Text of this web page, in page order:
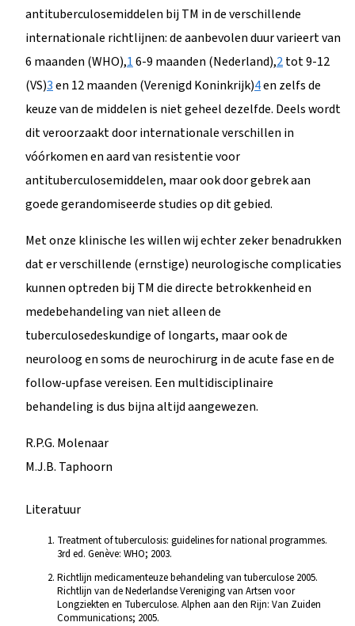
antituberculosemiddelen bij TM in de verschillende
internationale richtlijnen: de aanbevolen duur varieert van
6 maanden (WHO),16-9 maanden (Nederland),2tot 9-12
(VS)3en 12 maanden (Verenigd Koninkrijk)4en zelfs de
keuze van de middelen is niet geheel dezelfde. Deels wordt
dit veroorzaakt door internationale verschillen in
vóórkomen en aard van resistentie voor
antituberculosemiddelen, maar ook door gebrek aan
goede gerandomiseerde studies op dit gebied.
Met onze klinische les willen wij echter zeker benadrukken
dat er verschillende (ernstige) neurologische complicaties
kunnen optreden bij TM die directe betrokkenheid en
medebehandeling van niet alleen de
tuberculosedeskundige of longarts, maar ook de
neuroloog en soms de neurochirurg in de acute fase en de
follow-upfase vereisen. Een multidisciplinaire
behandeling is dus bijna altijd aangewezen.
R.P.G. Molenaar
M.J.B. Taphoorn
Literatuur
Treatment of tuberculosis: guidelines for national programmes.
3rd ed. Genève: WHO; 2003.
Richtlijn medicamenteuze behandeling van tuberculose 2005.
Richtlijn van de Nederlandse Vereniging van Artsen voor
Longziekten en Tuberculose. Alphen aan den Rijn: Van Zuiden
Communications; 2005.